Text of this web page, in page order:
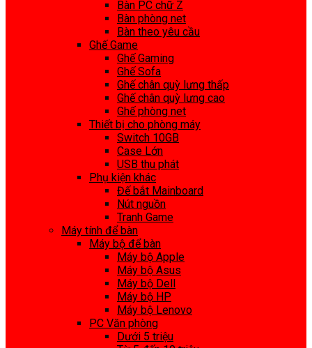
Bàn PC chữ Z
Bàn phòng net
Bàn theo yêu cầu
Ghế Game
Ghế Gaming
Ghế Sofa
Ghế chân quỳ lưng thấp
Ghế chân quỳ lưng cao
Ghế phòng net
Thiết bị cho phòng máy
Switch 10GB
Case Lớn
USB thu phát
Phụ kiện khác
Đế bắt Mainboard
Nút nguồn
Tranh Game
Máy tính để bàn
Máy bộ để bàn
Máy bộ Apple
Máy bộ Asus
Máy bộ Dell
Máy bộ HP
Máy bộ Lenovo
PC Văn phòng
Dưới 5 triệu